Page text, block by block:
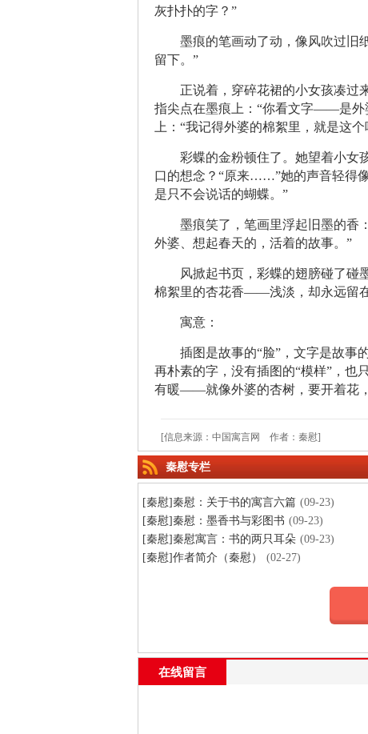
灰扑扑的字？”
墨痕的笔画动了动，像风吹过旧
留下。”
正说着，穿碎花裙的小女孩凑过
指尖点在墨痕上：“你看文字——是外
上：“我记得外婆的棉絮里，就是这个
彩蝶的金粉顿住了。她望着小
口的想念？“原来……”她的声音轻得
是只不会说话的蝴蝶。”
墨痕笑了，笔画里浮起旧墨的
外婆、想起春天的，活着的故事。”
风掀起书页，彩蝶的翅膀碰了碰
棉絮里的杏花香——浅淡，却永远留在
寓意：
插图是故事的“脸”，文字是故事
再朴素的字，没有插图的“模样”，也
有暖——就像外婆的杏树，要开着花
[信息来源：中国寓言网 作者：秦慰]
秦慰专栏
[秦慰]秦慰：关于书的寓言六篇 (09-23)
[秦慰]秦慰：墨香书与彩图书 (09-23)
[秦慰]秦慰寓言：书的两只耳朵 (09-23)
[秦慰]作者简介（秦慰）
(02-27)
在线留言